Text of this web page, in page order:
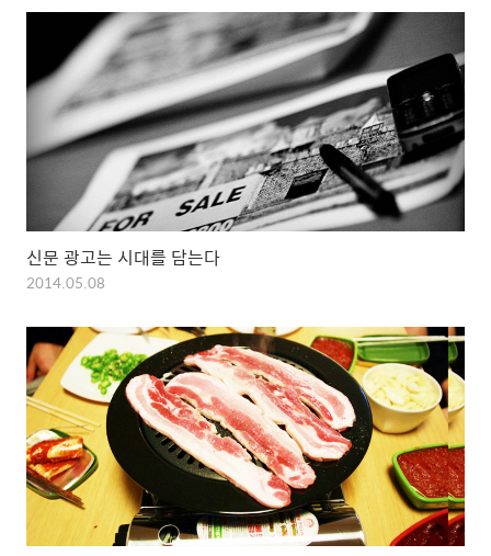
신문 광고는 시대를 담는다
2014.05.08